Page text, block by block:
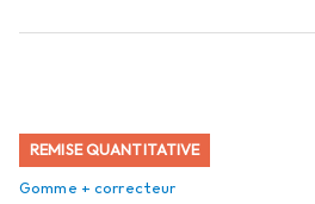
REMISE QUANTITATIVE
Gomme + correcteur